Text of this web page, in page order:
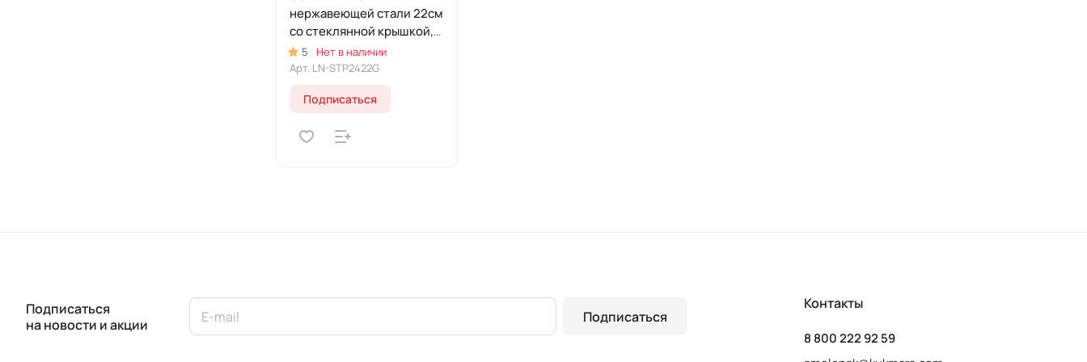
нержавеющей стали 22см
со стеклянной крышкой,
линия "Леон"
5
Нет в наличии
Арт. LN-STP2422G
Подписаться
Подписаться
на новости и акции
Подписаться
Контакты
8 800 222 92 59